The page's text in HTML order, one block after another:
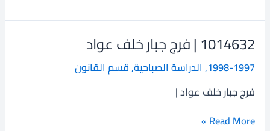
1014632 | فرج جبار خلف عواد
1998-1997
, الدراسة الصباحية,قسم القانون
فرج جبار خلف عواد |
1014632
فرج
جبار
خلف
عواد
Read More »